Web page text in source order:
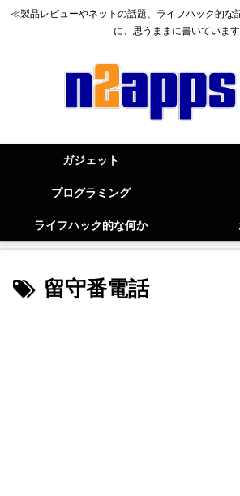
≪製品レビューやネットの話題、ライフハック的な
に、思うままに書いています
ガジェット
プログラミング
ライフハック的な何か
留守番電話